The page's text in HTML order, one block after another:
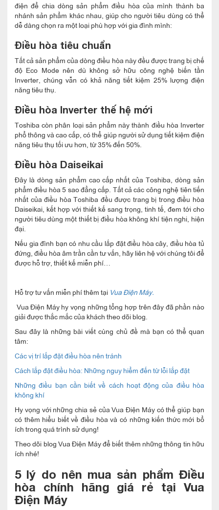
điện để chia dòng sản phẩm điều hòa của mình thành ba
nhánh sản phẩm khác nhau, giúp cho người tiêu dùng có thể
dễ dàng chọn ra một loại phù hợp với gia đình mình:
Điều hòa tiêu chuẩn
Tất cả sản phẩm của dòng điều hòa này đều được trang bị chế
độ Eco Mode nên dù không sở hữu công nghệ biến tần
Inverter, chúng vẫn có khả năng tiết kiệm 25% lượng điện
năng tiêu thụ.
Điều hòa Inverter thế hệ mới
Toshiba còn phân loại sản phẩm này thành điều hòa Inverter
phổ thông và cao cấp, có thể giúp người sử dụng tiết kiệm điện
năng tiêu thụ tối ưu hơn, từ 35% đến 50%.
Điều hòa Daiseikai
Đây là dòng sản phẩm cao cấp nhất của Toshiba, dòng sản
phẩm điều hòa 5 sao đẳng cấp. Tất cả các công nghệ tiên tiến
nhất của điều hòa Toshiba đều được trang bị trong điều hòa
Daiseikai, kết hợp với thiết kế sang trọng, tinh tế, đem tới cho
người tiêu dùng một thiết bị điều hòa không khí tiện nghi, hiện
đại.
Nếu gia đình bạn có nhu cầu lắp đặt điều hòa cây, điều hòa tủ
đứng, điều hòa âm trần cần tư vấn, hãy liên hệ với chúng tôi để
được hỗ trợ, thiết kế miễn phí…
Hỗ trợ tư vấn miễn phí thêm tại Vua Điện Máy.
Vua Điện Máy hy vọng những tổng hợp trên đây đã phần nào
giải được thắc mắc của khách theo dõi blog.
Sau đây là những bài viết cùng chủ đề mà bạn có thể quan
tâm:
Các vị trí lắp đặt điều hòa nên tránh
Cách lắp đặt điều hòa: Những nguy hiểm đến từ lỗi lắp đặt
Những điều bạn cần biết về cách hoạt động của điều hòa
không khí
Hy vọng với những chia sẻ của Vua Điện Máy có thể giúp bạn
có thêm hiểu biết về điều hòa và có những kiến thức mới bổ
ích trong quá trình sử dụng!
Theo dõi blog Vua Điện Máy để biết thêm những thông tin hữu
ích nhé!
5 lý do nên mua sản phẩm Điều
hòa chính hãng giá rẻ tại Vua
Điện Máy